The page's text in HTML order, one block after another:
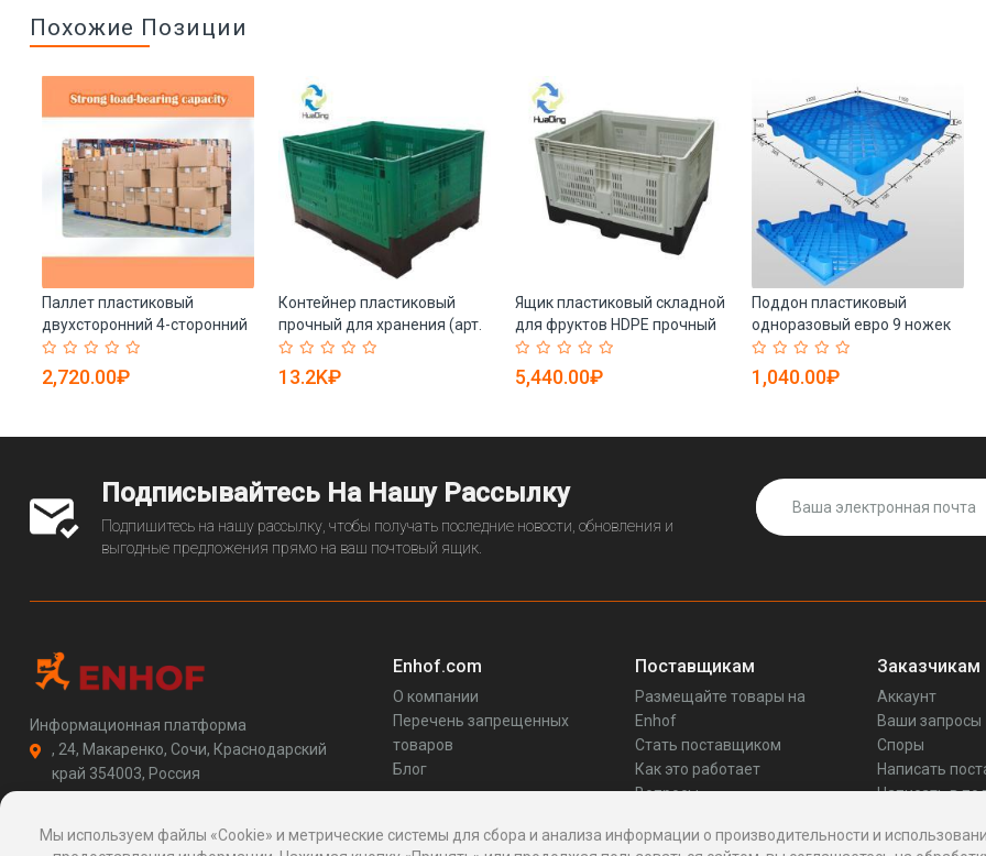
Похожие Позиции
Паллет пластиковый
двухсторонний 4-сторонний
HDPE для логистики (арт. 25-
5081555)
2,720.00₽
Контейнер пластиковый
прочный для хранения (арт.
25-5081816)
13.2K₽
Ящик пластиковый складной
для фруктов HDPE прочный
(арт. 25-5081892)
5,440.00₽
Поддон пластиковый
одноразовый евро 9 ножек
HDPE (арт. 25-5081704)
1,040.00₽
Подписывайтесь На Нашу Рассылку
Подпишитесь на нашу рассылку, чтобы получать последние новости, обновления и
выгодные предложения прямо на ваш почтовый ящик.
Информационная платформа
, 24, Макаренко, Сочи, Краснодарский
край 354003, Россия
http://enhof.com
Enhof.com
О компании
Перечень запрещенных
товаров
Блог
Поставщикам
Размещайте товары на
Enhof
Стать поставщиком
Как это работает
Вопросы
Заказчикам
Аккаунт
Ваши запросы
Споры
Написать
Написать в
Мы используем файлы «Cookie» и метрические системы для сбора и анализа информации о производительности и